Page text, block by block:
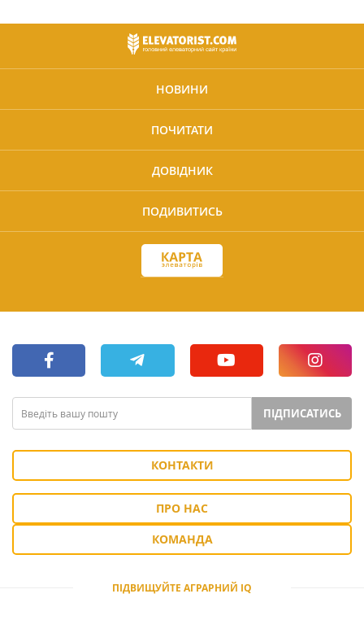
НОВИНИ
ПОЧИТАТИ
ДОВІДНИК
ПОДИВИТИСЬ
ПІДПИСАТИСЬ
КОНТАКТИ
ПРО НАС
КОМАНДА
ПІДВИЩУЙТЕ АГРАРНИЙ IQ